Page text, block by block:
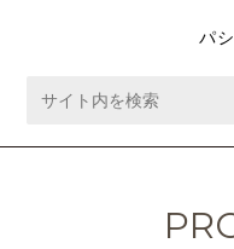
パ